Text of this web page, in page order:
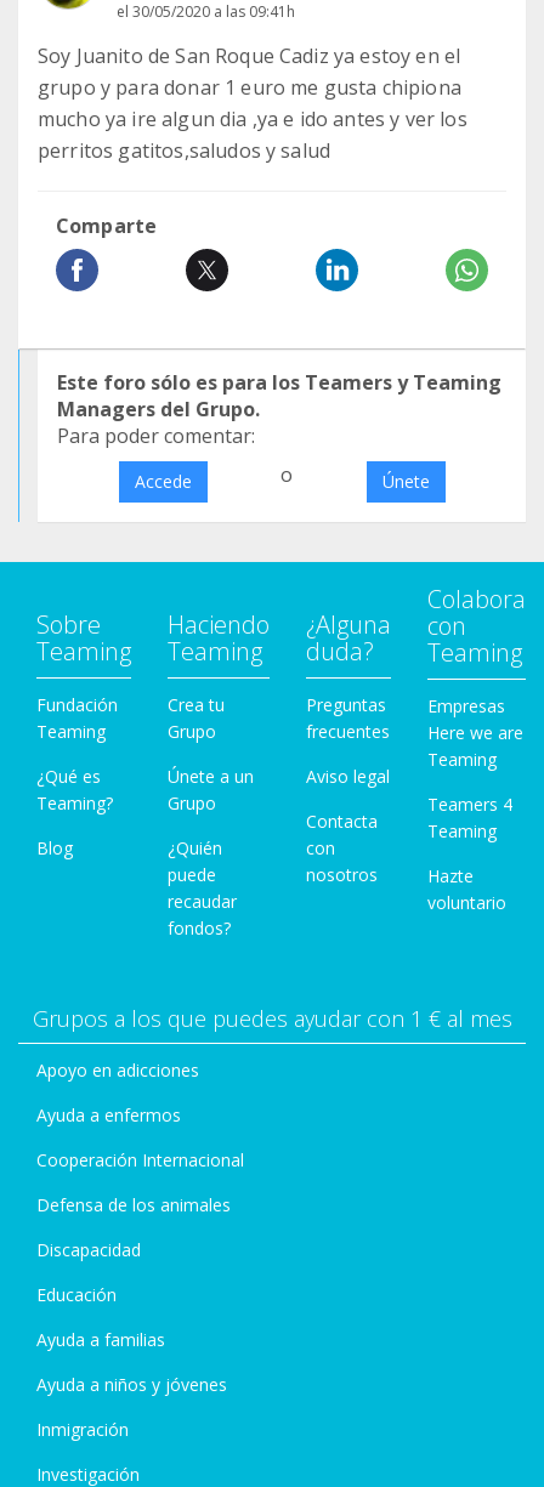
el 30/05/2020 a las 09:41h
Soy Juanito de San Roque Cadiz ya estoy en el
grupo y para donar 1 euro me gusta chipiona
mucho ya ire algun dia ,ya e ido antes y ver los
perritos gatitos,saludos y salud
Comparte
Este foro sólo es para los Teamers y Teaming
Managers del Grupo.
Para poder comentar:
Accede o Únete
Sobre
Teaming
Fundación
Teaming
¿Qué es
Teaming?
Blog
Haciendo
Teaming
Crea tu
Grupo
Únete a un
Grupo
¿Quién
puede
recaudar
fondos?
¿Alguna
duda?
Preguntas
frecuentes
Aviso legal
Contacta
con
nosotros
Colabora
con
Teaming
Empresas
Here we are
Teaming
Teamers 4
Teaming
Hazte
voluntario
Grupos a los que puedes ayudar con 1 € al mes
Apoyo en adicciones
Ayuda a enfermos
Cooperación Internacional
Defensa de los animales
Discapacidad
Educación
Ayuda a familias
Ayuda a niños y jóvenes
Inmigración
Investigación